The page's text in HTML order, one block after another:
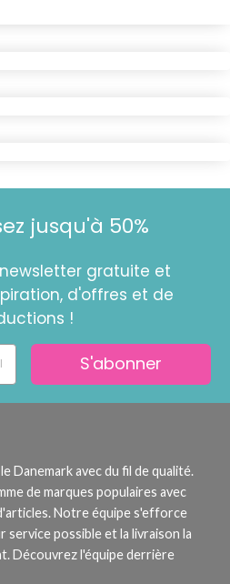
jusqu'à 50%
gratuite et
d'offres et de
!
S'abonner
Danemark avec du fil de qualité.
de marques populaires avec
Notre équipe s'efforce
service possible et la livraison la
Découvrez l'équipe derrière